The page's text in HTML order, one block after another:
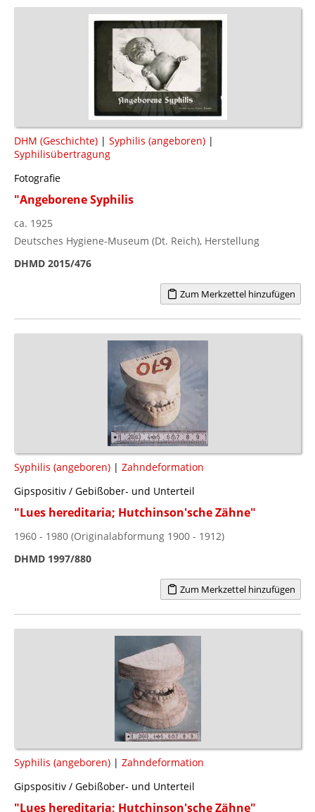
DHM (Geschichte) | Syphilis (angeboren) |
Syphilisübertragung
Fotografie
"Angeborene Syphilis
ca. 1925
Deutsches Hygiene-Museum (Dt. Reich), Herstellung
DHMD 2015/476
Zum Merkzettel hinzufügen
Syphilis (angeboren) | Zahndeformation
Gipspositiv / Gebißober- und Unterteil
"Lues hereditaria; Hutchinson'sche Zähne"
1960 - 1980 (Originalabformung 1900 - 1912)
DHMD 1997/880
Zum Merkzettel hinzufügen
Syphilis (angeboren) | Zahndeformation
Gipspositiv / Gebißober- und Unterteil
"Lues hereditaria; Hutchinson'sche Zähne"